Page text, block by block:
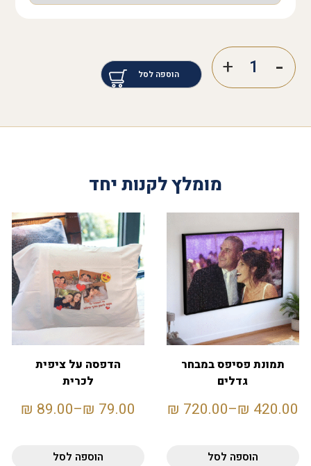
הוספה לסל
מומלץ לקנות יחד
תמונת פסיפס במבחר
גדלים
420.00
₪
–
720.00
₪
הוספה לסל
הדפסה על ציפית
לכרית
79.00
₪
–
89.00
₪
הוספה לסל